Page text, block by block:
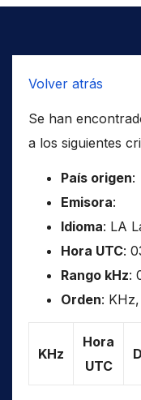
Volver atrás
Se han
a los siguientes
País origen:
Emisora:
Idioma: LA
Hora UTC:
Rango kHz:
Orden:
KHz
Hora
UTC